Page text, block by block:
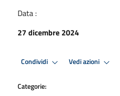
Data :
27 dicembre 2024
Condividi Vedi azioni
Categorie: